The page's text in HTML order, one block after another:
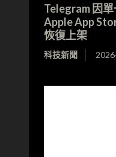
Telegram 因
Apple App
恢復上架
科技新聞